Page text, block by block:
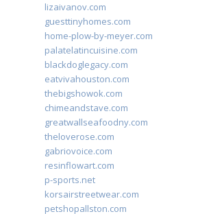
lizaivanov.com
guesttinyhomes.com
home-plow-by-meyer.com
palatelatincuisine.com
blackdoglegacy.com
eatvivahouston.com
thebigshowok.com
chimeandstave.com
greatwallseafoodny.com
theloverose.com
gabriovoice.com
resinflowart.com
p-sports.net
korsairstreetwear.com
petshopallston.com